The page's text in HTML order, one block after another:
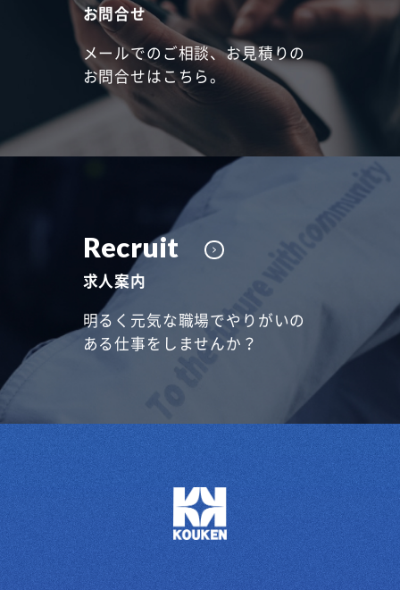
お問合せ
メールでのご相談、お見積りの
お問合せはこちら。
Recruit
求人案内
明るく元気な職場でやりがいの
ある仕事をしませんか？